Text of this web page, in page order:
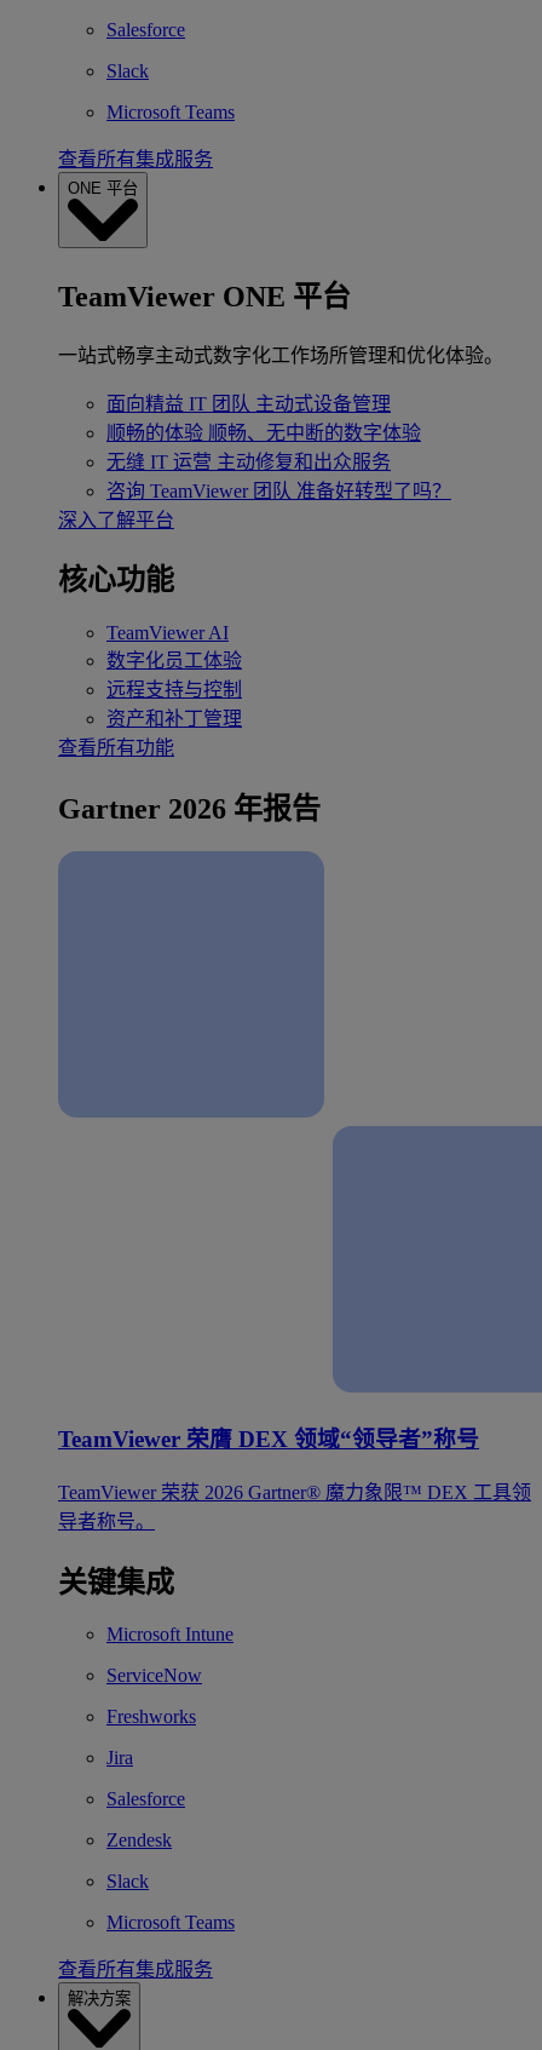
Salesforce
Slack
Microsoft Teams
查看所有集成服务
ONE 平台
TeamViewer ONE 平台
一站式畅享主动式数字化工作场所管理和优化体验。
面向精益 IT 团队 主动式设备管理
顺畅的体验 顺畅、无中断的数字体验
无缝 IT 运营 主动修复和出众服务
咨询 TeamViewer 团队 准备好转型了吗？
深入了解平台
核心功能
TeamViewer AI
数字化员工体验
远程支持与控制
资产和补丁管理
查看所有功能
Gartner 2026 年报告
TeamViewer 荣膺 DEX 领域“领导者”称号
TeamViewer 荣获 2026 Gartner® 魔力象限™ DEX 工具领
导者称号。
关键集成
Microsoft Intune
ServiceNow
Freshworks
Jira
Salesforce
Zendesk
Slack
Microsoft Teams
查看所有集成服务
解决方案